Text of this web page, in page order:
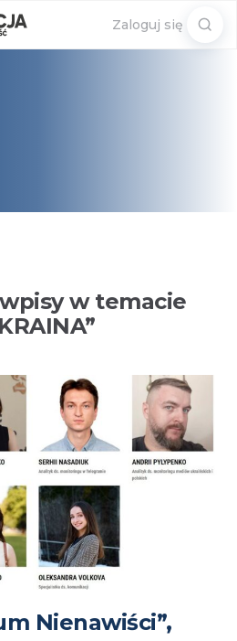
Zaloguj się
w temacie
”
Nienawiści”,